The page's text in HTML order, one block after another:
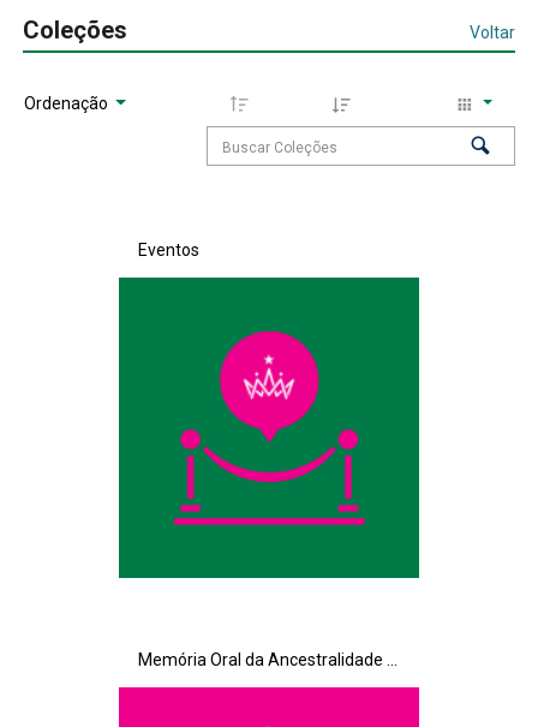
Coleções Voltar
Ordenação
Eventos